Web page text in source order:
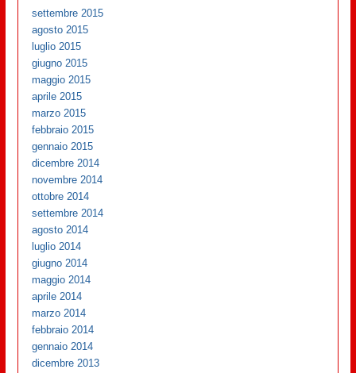
settembre 2015
agosto 2015
luglio 2015
giugno 2015
maggio 2015
aprile 2015
marzo 2015
febbraio 2015
gennaio 2015
dicembre 2014
novembre 2014
ottobre 2014
settembre 2014
agosto 2014
luglio 2014
giugno 2014
maggio 2014
aprile 2014
marzo 2014
febbraio 2014
gennaio 2014
dicembre 2013